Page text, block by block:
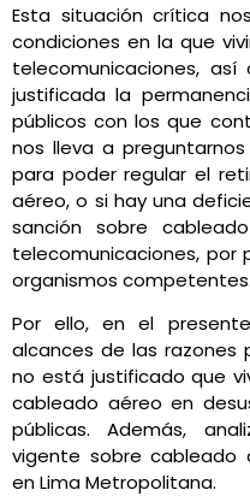
Esta situación crítica
condiciones en la que
telecomunicaciones,
justificada la
públicos con los que
nos lleva a
para poder regular el
aéreo, o si hay una
sanción sobre
telecomunicaciones, por
organismos competentes.
Por ello, en el
alcances de las razones
no está justificado que
cableado aéreo en
públicas. Además,
vigente sobre cableado
en Lima Metropolitana.